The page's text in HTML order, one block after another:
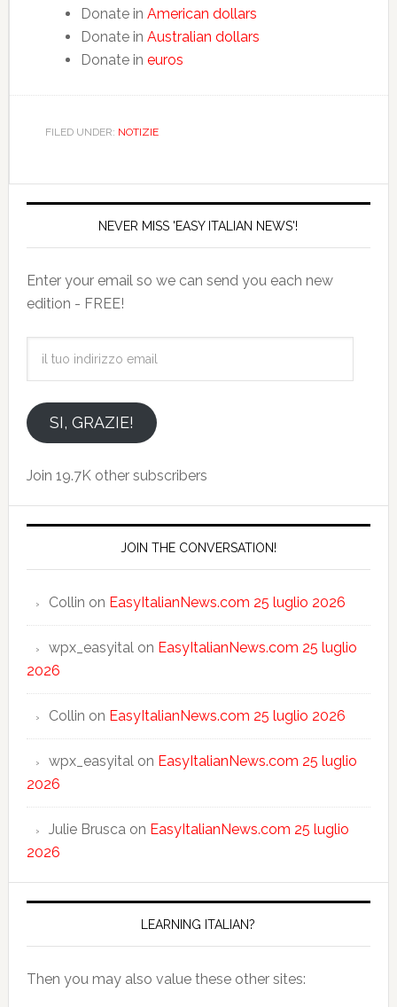
Donate in American dollars
Donate in Australian dollars
Donate in euros
FILED UNDER: NOTIZIE
NEVER MISS 'EASY ITALIAN NEWS'!
Enter your email so we can send you each new
edition - FREE!
emailSI, GRAZIE!
Join 19.7K other subscribers
JOIN THE CONVERSATION!
Collin on EasyItalianNews.com 25 luglio 2026
wpx_easyital on EasyItalianNews.com 25 luglio
2026
Collin on EasyItalianNews.com 25 luglio 2026
wpx_easyital on EasyItalianNews.com 25 luglio
2026
Julie Brusca on EasyItalianNews.com 25 luglio
2026
LEARNING ITALIAN?
Then you may also value these other sites: